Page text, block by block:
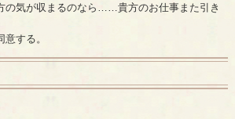
の気が収まるのなら……貴方のお仕事また引き
する。